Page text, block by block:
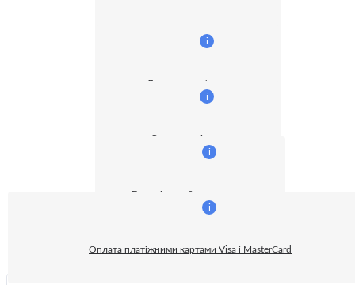
Доставка по Україні
Доставка кур'єром
i
Оплата готівкою
i
Безготівковий розрахунок:
i
Оплата платіжними картами Visa і MasterCard
i